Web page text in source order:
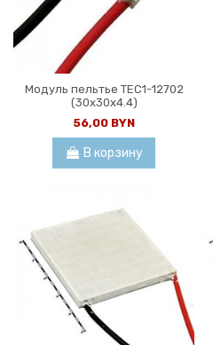
Модуль пельтье TEC1-12702
(30x30x4.4)
56,00 BYN
В корзину